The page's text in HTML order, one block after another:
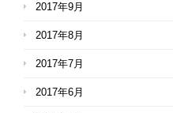
2017年9月
2017年8月
2017年7月
2017年6月